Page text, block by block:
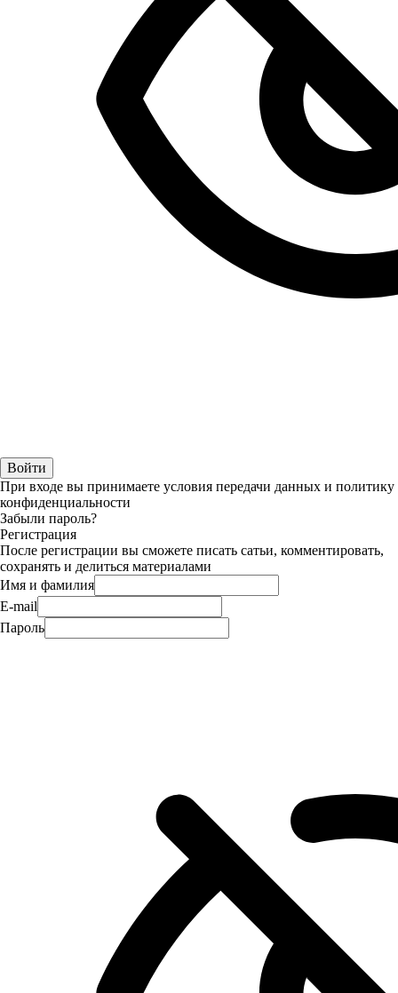
При входе вы принимаете условия передачи данных и политику
конфиденциальности
Забыли пароль?
Регистрация
После регистрации вы сможете писать сатьи, комментировать,
сохранять и делиться материалами
Имя и фамилия
E-mail
Пароль